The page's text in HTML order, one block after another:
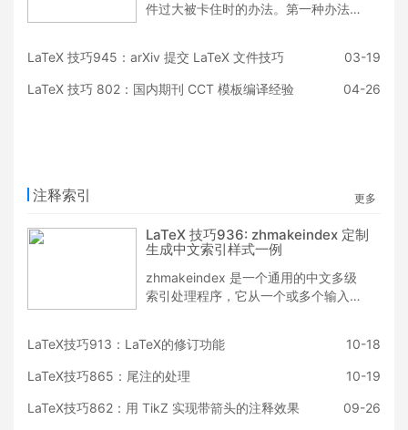
件过大被卡住时的办法。第一种办法：
PDFLaTeX, 直接插入 JPEG 等格式点
阵图。最后介绍矢量图和点阵图的一些
背景。用到的软件包： Ghostscript,
LaTeX 技巧945：arXiv 提交 LaTeX 文件技巧 03-19
LaTeX 技巧 802：国内期刊 CCT 模板编译经验 04-26
注释索引 更多
LaTeX 技巧936: zhmakeindex 定制
生成中文索引样式一例
zhmakeindex 是一个通用的中文多级
索引处理程序，它从一个或多个输入文
引输出到文件。索引项可 以有 3 个级
别（0, 1, 2）的嵌套。zhmakeindex 主
要用于 LaTeX 索引的处理，其功能和
用法与 makeindex 相似，并支持中文
LaTeX技巧913：LaTeX的修订功能 10-18
LaTeX技巧865：尾注的处理 10-19
LaTeX技巧862：用 TikZ 实现带箭头的注释效果 09-26